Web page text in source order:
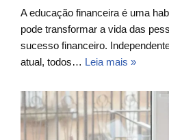
A educação financeira é uma
pode transformar a vida das
sucesso financeiro.
atual, todos… Leia mais »